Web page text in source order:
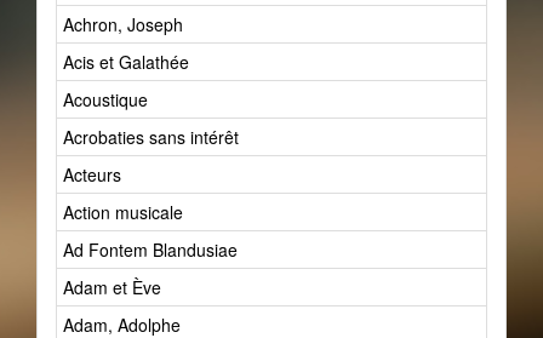
Achron, Joseph
Acis et Galathée
Acoustique
Acrobaties sans intérêt
Acteurs
Action musicale
Ad Fontem Blandusiae
Adam et Ève
Adam, Adolphe